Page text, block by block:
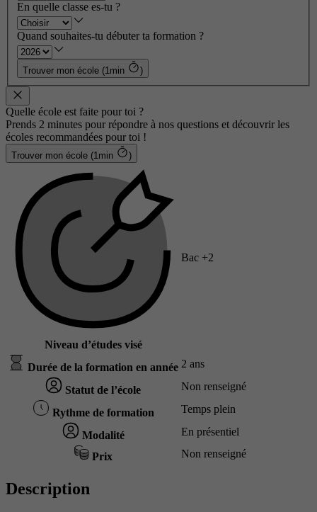
En quelle classe es-tu ?
Quand souhaites-tu débuter ta formation ?
Trouver mon école (1min )
Quelle école est faite pour toi ?
Prends 2 minutes pour répondre à nos questions et découvrir les
écoles recommandées pour toi !
Trouver mon école (1min )
Niveau d’études visé
Bac +2
Durée de la formation en année 2 ans
Statut de l’école Non renseigné
Rythme de formation Temps plein
Modalité En présentiel
Prix Non renseigné
Description